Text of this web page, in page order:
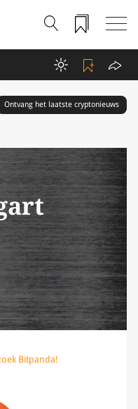
Ontvang het laatste cryptonieuws
Bitpanda!